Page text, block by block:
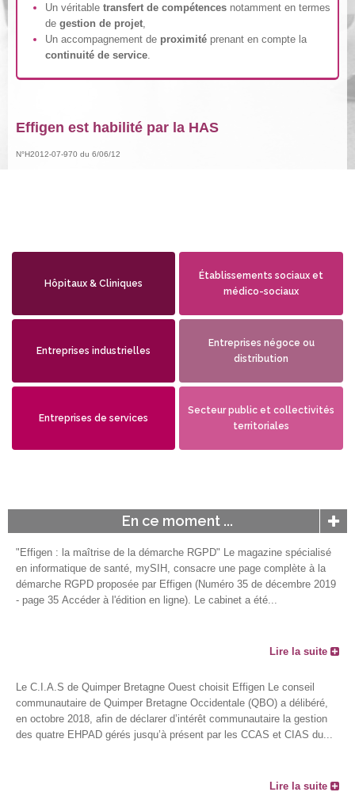
Un véritable transfert de compétences notamment en termes
de gestion de projet
Un accompagnement de proximité prenant en compte la
continuité de service
Effigen est habilité par la HAS
N°H2012-07-970 du 6/06/12
Hôpitaux & Cliniques
Établissements sociaux et
médico-sociaux
Entreprises industrielles
Entreprises négoce ou
distribution
Entreprises de services
Secteur public et collectivités
territoriales
En ce moment ...
"Effigen : la maîtrise de la démarche RGPD" Le magazine spécialisé
en informatique de santé, mySIH, consacre une page complète à la
démarche RGPD proposée par Effigen (Numéro 35 de décembre 2019
- page 35 Accéder à l'édition en ligne). Le cabinet a été...
Lire la suite
Le C.I.A.S de Quimper Bretagne Ouest choisit Effigen Le conseil
communautaire de Quimper Bretagne Occidentale (QBO) a délibéré,
en octobre 2018, afin de déclarer d’intérêt communautaire la gestion
des quatre EHPAD gérés jusqu’à présent par les CCAS et CIAS du...
Lire la suite